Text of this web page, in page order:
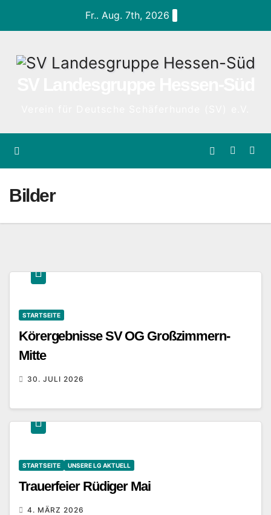
Fr.. Aug. 7th, 2026
Bilder
STARTSEITE
Körergebnisse SV OG Großzimmern-
Mitte
30. JULI 2026
STARTSEITE UNSERE LG AKTUELL
Trauerfeier Rüdiger Mai
4. MÄRZ 2026